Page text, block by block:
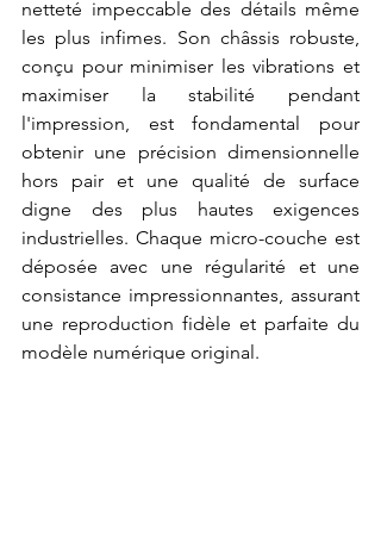
netteté impeccable des détails même
les plus infimes. Son châssis robuste,
conçu pour minimiser les vibrations et
maximiser la stabilité pendant
l'impression, est fondamental pour
obtenir une précision dimensionnelle
hors pair et une qualité de surface
digne des plus hautes exigences
industrielles. Chaque micro-couche est
déposée avec une régularité et une
consistance impressionnantes, assurant
une reproduction fidèle et parfaite du
modèle numérique original.